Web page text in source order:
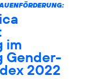
im
Gender-
2022